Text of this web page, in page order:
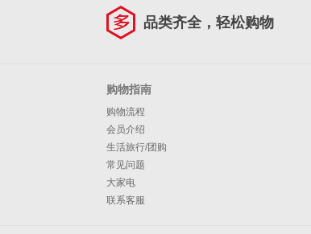
品类齐全，轻松购物
购物指南
购物流程
会员介绍
生活旅行/团购
常见问题
大家电
联系客服